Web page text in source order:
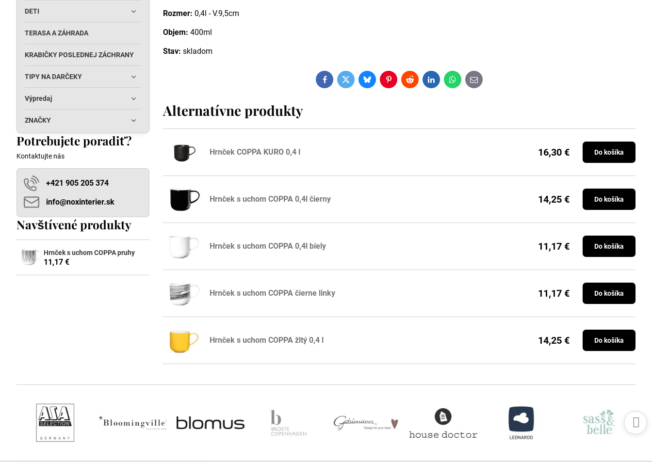
Rozmer: 0,4l - V.9,5cm
Objem: 400ml
Stav: skladom
FacebookTwitterBlueskyPinterestRedditLinkedInWhatsApp
E-
mail
Alternatívne produkty
Hrnček COPPA KURO 0,4 l 16,30 € Do košíka
Hrnček s uchom COPPA 0,4l čierny 14,25 € Do košíka
Hrnček s uchom COPPA 0,4l bíely 11,17 € Do košíka
Hrnček s uchom COPPA čierne linky 11,17 € Do košíka
Hrnček s uchom COPPA žltý 0,4 l 14,25 € Do košíka
DETI
TERASA A ZÁHRADA
KRABIČKY POSLEDNEJ ZÁCHRANY
TIPY NA DARČEKY
Výpredaj
ZNAČKY
Potrebujete poradiť?
Kontaktujte nás
+421 905 205 374
info​@noxinterier​.sk
Navštívené produkty
Hrnček s uchom COPPA pruhy
11,17 €